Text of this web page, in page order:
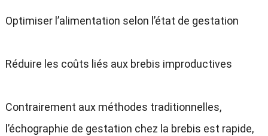
Optimiser l’alimentation selon l’état de gestation
Réduire les coûts liés aux brebis improductives
Contrairement aux méthodes traditionnelles,
l’échographie de gestation chez la brebis est rapide,